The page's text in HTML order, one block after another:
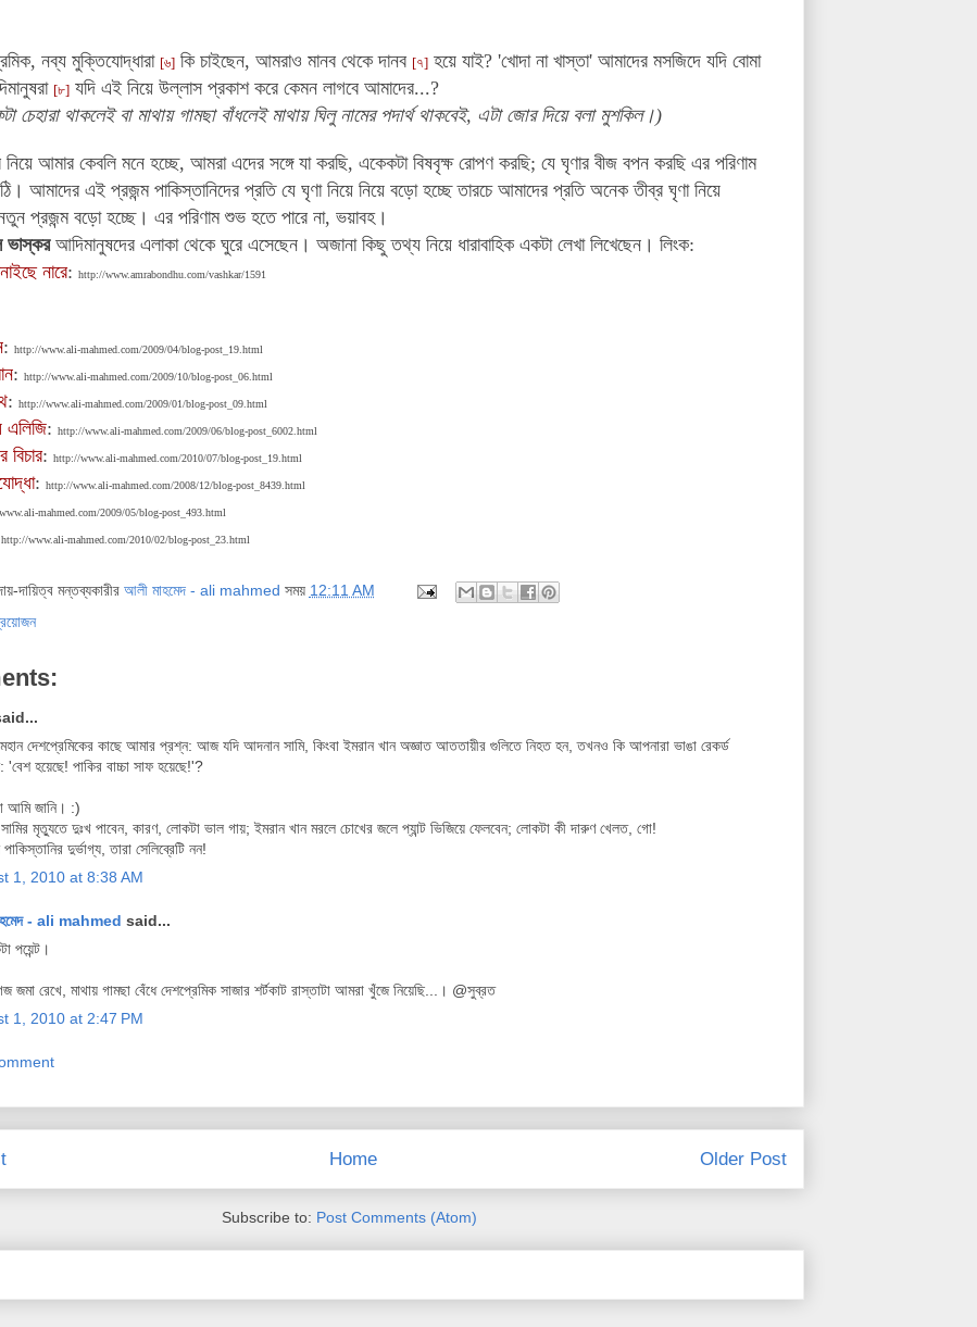
নব্য মুক্তিযোদ্ধারা [৬]কি চাইছেন, আমরাও মানব থেকে দানব [৭]হয়ে যাই? 'খোদা না খাস্তা' আমাদের মসজিদে যদি বোমা
[৮]যদি এই নিয়ে উল্লাস প্রকাশ করে কেমন লাগবে আমাদের...?
চেহারা থাকলেই বা মাথায় গামছা বাঁধলেই মাথায় ঘিলু নামের পদার্থ থাকবেই, এটা জোর দিয়ে বলা মুশকিল।)
আমার কেবলি মনে হচ্ছে, আমরা এদের সঙ্গে যা করছি, একেকটা বিষবৃক্ষ রোপণ করছি; যে ঘৃণার বীজ বপন করছি এর পরিণাম
আমাদের এই প্রজন্ম পাকিস্তানিদের প্রতি যে ঘৃণা নিয়ে নিয়ে বড়ো হচ্ছে তারচে আমাদের প্রতি অনেক তীব্র ঘৃণা নিয়ে
প্রজন্ম বড়ো হচ্ছে। এর পরিণাম শুভ হতে পারে না, ভয়াবহ।
ভাস্করআদিমানুষদের এলাকা থেকে ঘুরে এসেছেন। অজানা কিছু তথ্য নিয়ে ধারাবাহিক একটা লেখা লিখেছেন। লিংক:
নারে: http://www.amrabondhu.com/vashkar/1591
: http://www.ali-mahmed.com/2009/04/blog-post_19.html
: http://www.ali-mahmed.com/2009/10/blog-post_06.html
: http://www.ali-mahmed.com/2009/01/blog-post_09.html
এলিজি: http://www.ali-mahmed.com/2009/06/blog-post_6002.html
: http://www.ali-mahmed.com/2010/07/blog-post_19.html
: http://www.ali-mahmed.com/2008/12/blog-post_8439.html
mahmed.com/2009/05/blog-post_493.html
http://www.ali-mahmed.com/2010/02/blog-post_23.html
দায়িত্ব মন্তব্যকারীর আলী মাহমেদ - ali mahmed সময় 12:11 AM
দেশপ্রেমিকের কাছে আমার প্রশ্ন: আজ যদি আদনান সামি, কিংবা ইমরান খান অজ্ঞাত আততায়ীর গুলিতে নিহত হন, তখনও কি আপনারা ভাঙা রেকর্ড
'বেশ হয়েছে! পাকির বাচ্চা সাফ হয়েছে!'?
আমি জানি। :)
মৃত্যুতে দুঃখ পাবেন, কারণ, লোকটা ভাল গায়; ইমরান খান মরলে চোখের জলে প্যান্ট ভিজিয়ে ফেলবেন; লোকটা কী দারুণ খেলত, গো!
দুর্ভাগ্য, তারা সেলিব্রেটি নন!
1, 2010 at 8:38 AM
- ali mahmed said...
পয়েন্ট।
জমা রেখে, মাথায় গামছা বেঁধে দেশপ্রেমিক সাজার শর্টকাট রাস্তাটা আমরা খুঁজে নিয়েছি...। @সুব্রত
1, 2010 at 2:47 PM
Older Post
Home
Subscribe to: Post Comments (Atom)